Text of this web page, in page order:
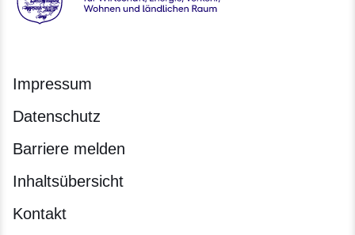
Hessen - Hessisches Ministerium für Wirtschaft, Energie,
Impressum
Datenschutz
Barriere melden
Inhaltsübersicht
Kontakt